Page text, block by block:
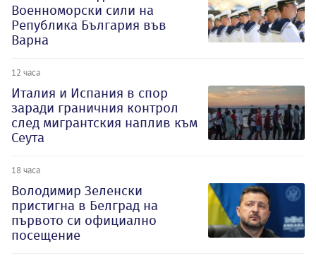
Военноморски сили на
Република България във
Варна
12 часа
Италия и Испания в спор
заради граничния контрол
след мигрантския наплив към
Сеута
18 часа
Володимир Зеленски
пристигна в Белград на
първото си официално
посещение